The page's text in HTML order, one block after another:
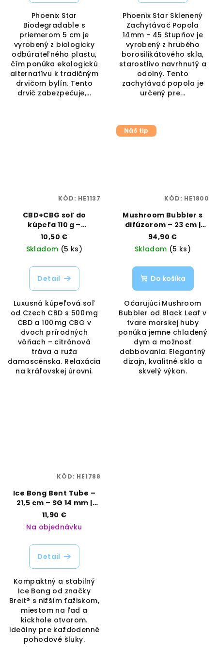
Phoenix Star
Biodegradable s
priemerom 5 cm je
vyrobený z biologicky
odbúrateľného plastu,
čím ponúka ekologickú
alternatívu k tradičným
drvičom bylín. Tento
drvič zabezpečuje,...
Phoenix Star Sklenený
Zachytávač Popola
14mm - 45 Stupňov je
vyrobený z hrubého
borosilikátového skla,
starostlivo navrhnutý a
odolný. Tento
zachytávač popola je
určený pre...
CBD+CBG soľ do
kúpeľa 110 g –
citrónová tráva/ruža |
Czech CBD | Vaporama
10,50 €
Skladom (5 ks)
Detail
Luxusná kúpeľová soľ
od Czech CBD s 500 mg
CBD a 100 mg CBG v
dvoch prírodných
vôňach – citrónová
tráva a ruža
damascénska. Relaxácia
na kráľovskej úrovni.
KÓD: HE1137
Náš tip
Mushroom Bubbler s
difúzorom – 23 cm |
Black Leaf | Vaporama
94,90 €
Skladom (5 ks)
Do košíka
Očarujúci Mushroom
Bubbler od Black Leaf v
tvare morskej huby
ponúka jemne chladený
dym a možnosť
dabbovania. Elegantný
dizajn, kvalitné sklo a
skvelý výkon.
KÓD: HE1800
Ice Bong Bent Tube –
21,5 cm – SG 14 mm |
Breit | Vaporama
11,90 €
Na objednávku
Detail
Kompaktný a stabilný
Ice Bong od značky
Breit® s nižším ťažiskom,
miestom na ľad a
kickhole otvorom.
Ideálny pre každodenné
pohodové šluky.
KÓD: HE1788